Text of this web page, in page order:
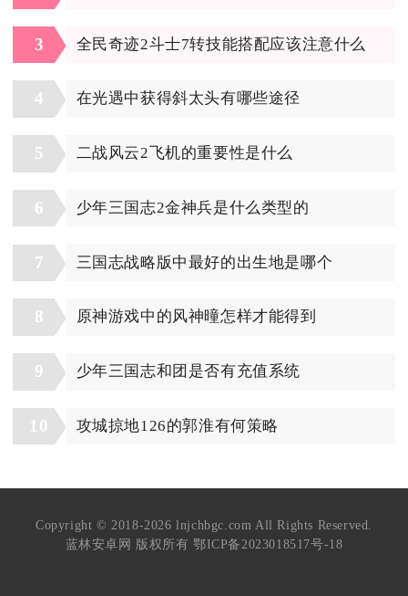
3 全民奇迹2斗士7转技能搭配应该注意什么
4 在光遇中获得斜太头有哪些途径
5 二战风云2飞机的重要性是什么
6 少年三国志2金神兵是什么类型的
7 三国志战略版中最好的出生地是哪个
8 原神游戏中的风神曈怎样才能得到
9 少年三国志和团是否有充值系统
10 攻城掠地126的郭淮有何策略
Copyright © 2018-2026 lnjchbgc.com All Rights Reserved.
蓝林安卓网 版权所有鄂ICP备2023018517号-18